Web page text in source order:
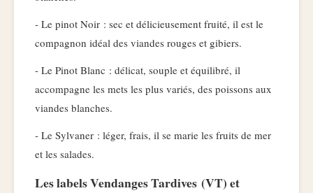
- Le pinot Noir : sec et délicieusement fruité, il est le
compagnon idéal des viandes rouges et gibiers.
- Le Pinot Blanc : délicat, souple et équilibré, il
accompagne les mets les plus variés, des poissons aux
viandes blanches.
- Le Sylvaner : léger, frais, il se marie les fruits de mer
et les salades.
Les labels Vendanges Tardives (VT) et